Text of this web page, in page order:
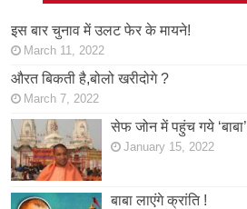
इस बार चुनाव में उलट फेर के मायने!
March 11, 2022
औरत बिकती है,बोलो खरीदोगे ?
March 7, 2022
सेफ जोन में पहुंच गये ‘बाबा’
January 15, 2022
बाबा लाएंगे क्रांति !